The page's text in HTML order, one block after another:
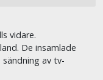
vidare.
De insamlade
av tv-